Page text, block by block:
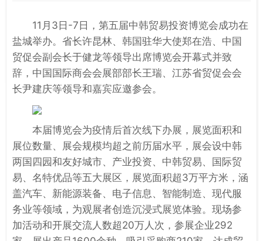
11月3日-7日，第五届中韩贸易投资博览会成功在
盐城举办。省长许昆林、韩国驻华大使郑在浩、中国
贸促会副会长于健龙等领导出席博览会开幕式并致
辞，中国国际商会会展部部长王瑞、江苏省贸促会会
长尹建庆等领导和嘉宾应邀参会。
本届博览会为疫情后首次线下办展，展览面积和
展位数量、展会规模均超之前历届水平，展会设中韩
两国四园和友好城市、产业投资、中韩贸易、国际贸
易、名特优品等五大展区，展览面积超3万平方米，涵
盖汽车、新能源装备、电子信息、智能制造、现代服
务业等领域，为观展者创造沉浸式展览体验。现场参
加活动和开展交流人数超20万人次，参展企业292